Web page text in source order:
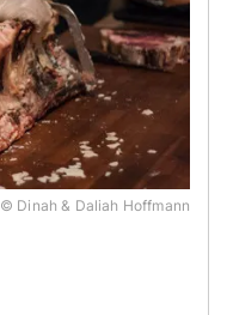
© Dinah & Daliah Hoffmann